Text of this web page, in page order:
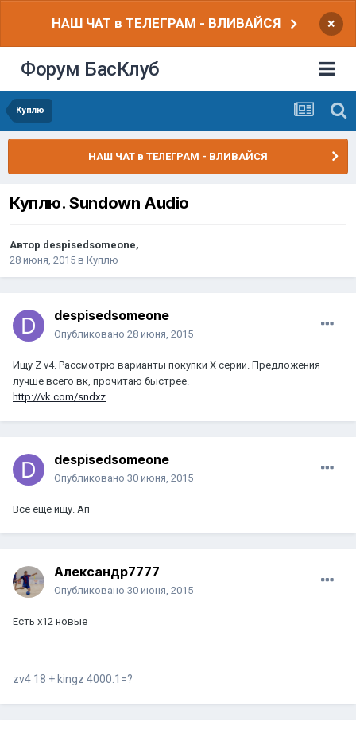
НАШ ЧАТ в ТЕЛЕГРАМ - ВЛИВАЙСЯ ×
Форум БасКлуб
Куплю
НАШ ЧАТ в ТЕЛЕГРАМ - ВЛИВАЙСЯ
Куплю. Sundown Audio
Автор despisedsomeone,
28 июня, 2015 в Куплю
despisedsomeone
Опубликовано 28 июня, 2015
Ищу Z v4. Рассмотрю варианты покупки Х серии. Предложения
лучше всего вк, прочитаю быстрее.
http://vk.com/sndxz
despisedsomeone
Опубликовано 30 июня, 2015
Все еще ищу. Ап
Александр7777
Опубликовано 30 июня, 2015
Есть x12 новые
zv4 18 + kingz 4000.1=?